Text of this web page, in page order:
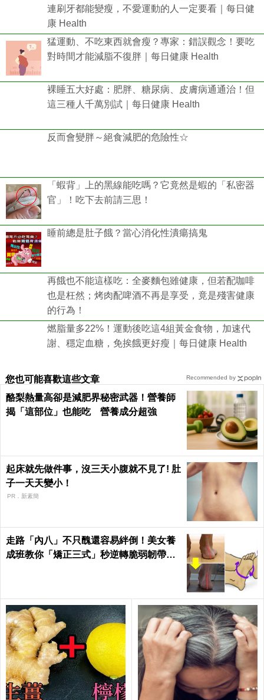
連刷牙都能變瘦，不愛運動的人一定要看｜每日健
康 Health
猛運動、不吃東西就會瘦？專家：錯誤觀念！要吃
對時間才能減脂不復胖｜每日健康 Health
裸睡五大好處：肥胖、糖尿病、皮膚病通通治！但
這三種人千萬別試｜每日健康 Health
反而會變胖～絕食減肥的危險性☆
「蝦背」上的黑線能吃嗎？它竟然是蝦的「私密器
官」！吃下去前請三思！
睡前總是肚子餓？當心消化性潰瘍搞鬼
再餓也不能這樣吃：全麥麵包雖健康，但若配咖啡
也是枉然；烤肉配啤酒不再是享受，竟是殘害健康
的行為！
燃脂量多22%！運動後吃這4組黃金食物，加速代
謝、穩定血糖，免挨餓更好瘦｜每日健康 Health
您也可能喜歡這些文章
酪梨熱量高卻是減肥界秘密武器！營養師
揭「這部位」也能吃 營養成分超強
起床就先做件事，沒三天小腹就不見了! 肚
子一天天變小！
PR．新素簡
走路「內八」不只醜還容易絆倒！美女養
成班教你「矯正三式」秒逆轉脆弱韌帶肌
Recommended by